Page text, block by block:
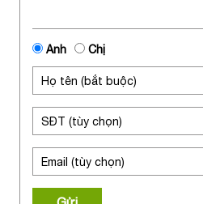
Anh Chị